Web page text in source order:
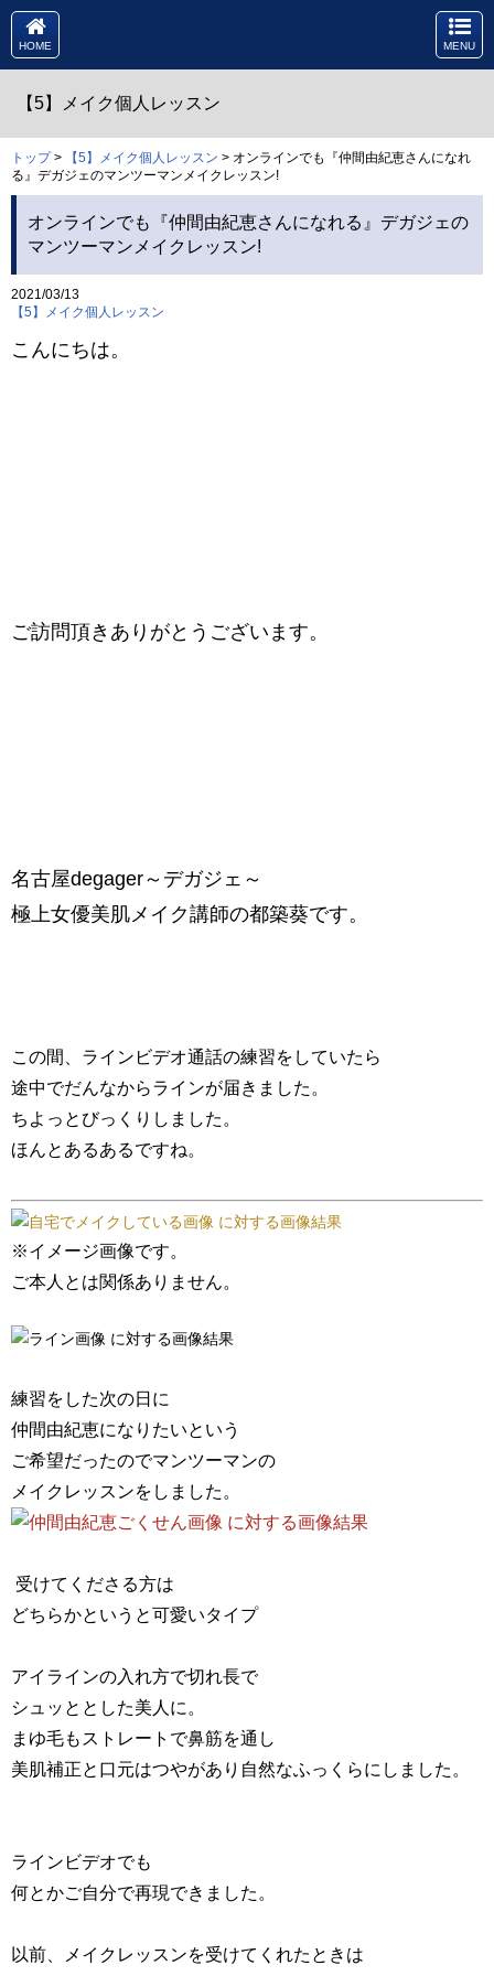
HOME MENU
【5】メイク個人レッスン
トップ> 【5】メイク個人レッスン > オンラインでも『仲間由紀恵さんになれ
る』デガジェのマンツーマンメイクレッスン!
オンラインでも『仲間由紀恵さんになれる』デガジェの
マンツーマンメイクレッスン!
2021/03/13
【5】メイク個人レッスン
こんにちは。
ご訪問頂きありがとうございます。
名古屋degager～デガジェ～
極上女優美肌メイク講師の都築葵です。
この間、ラインビデオ通話の練習をしていたら
途中でだんなからラインが届きました。
ちよっとびっくりしました。
ほんとあるあるですね。
※イメージ画像です。
ご本人とは関係ありません。
練習をした次の日に
仲間由紀恵になりたいという
ご希望だったのでマンツーマンの
メイクレッスンをしました。
受けてくださる方は
どちらかというと可愛いタイプ
アイラインの入れ方で切れ長で
シュッととした美人に。
まゆ毛もストレートで鼻筋を通し
美肌補正と口元はつやがあり自然なふっくらにしました。
ラインビデオでも
何とかご自分で再現できました。
以前、メイクレッスンを受けてくれたときは